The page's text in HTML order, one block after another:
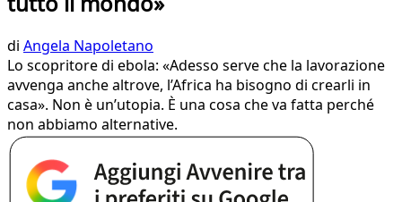
di Angela Napoletano
Lo scopritore di ebola: «Adesso serve che la lavorazione
avvenga anche altrove, l’Africa ha bisogno di crearli in
casa». Non è un’utopia. È una cosa che va fatta perché
non abbiamo alternative.